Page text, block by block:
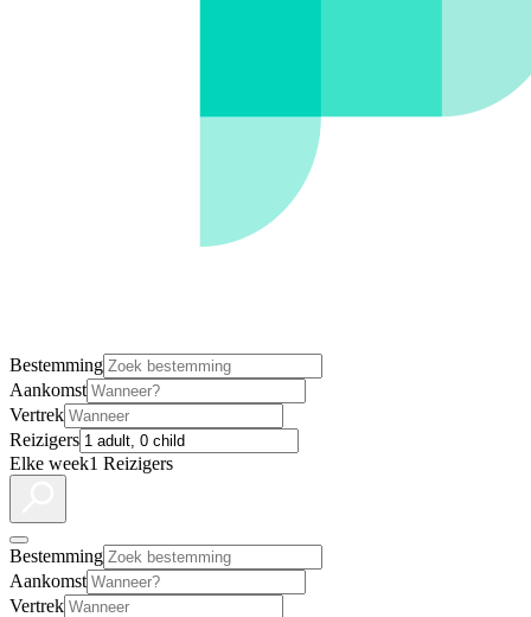
Bestemming
Aankomst
Vertrek
Reizigers
Elke week1 Reizigers
Bestemming
Aankomst
Vertrek